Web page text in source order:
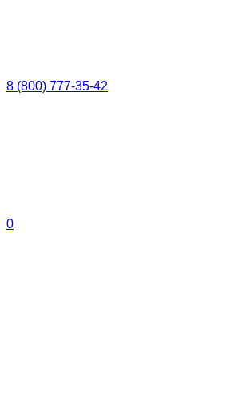
8 (800) 777-35-42
0